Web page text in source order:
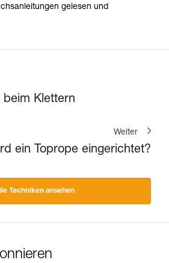
gelesen und
beim Klettern
Weiter
ein Toprope eingerichtet?
Techniken ansehen